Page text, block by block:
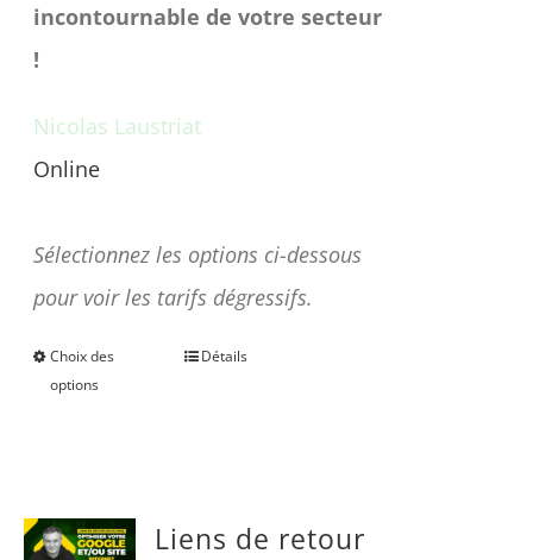
incontournable de votre secteur
!
Nicolas Laustriat
Online
Sélectionnez les options ci-dessous
pour voir les tarifs dégressifs.
Choix des
options
Ce
variations.
Détails
Liens de retour